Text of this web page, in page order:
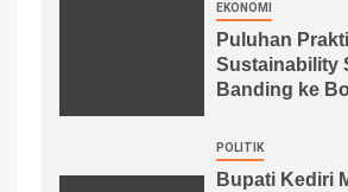
EKONOMI
Puluhan
Sustainability
Banding ke
POLITIK
Bupati Kediri